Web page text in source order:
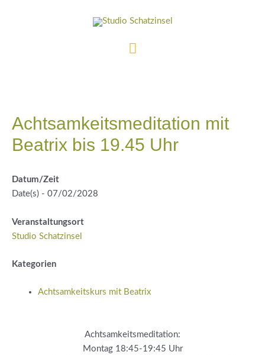
Hauptmenü
Achtsamkeitsmeditation mit
Beatrix bis 19.45 Uhr
Datum/Zeit
Date(s) - 07/02/2028
Veranstaltungsort
Studio Schatzinsel
Kategorien
Achtsamkeitskurs mit Beatrix
Achtsamkeitsmeditation:
Montag 18:45-19:45 Uhr